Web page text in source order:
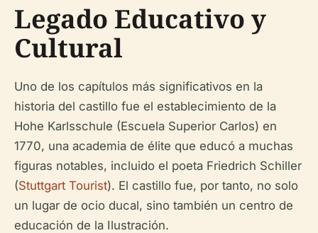
Legado Educativo y
Cultural
Uno de los capítulos más significativos en la
historia del castillo fue el establecimiento de la
Hohe Karlsschule (Escuela Superior Carlos) en
1770, una academia de élite que educó a muchas
figuras notables, incluido el poeta Friedrich Schiller
(Stuttgart Tourist). El castillo fue, por tanto, no solo
un lugar de ocio ducal, sino también un centro de
educación de la Ilustración.